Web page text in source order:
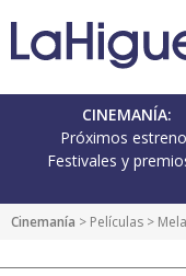
CINEMANÍA:
Próximos
Festivales y
Cinemanía > Películas >